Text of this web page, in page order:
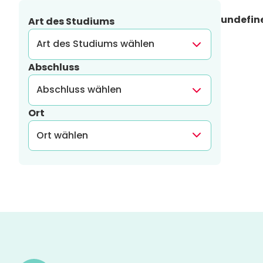
Art des Studiums
Abschluss
Ort